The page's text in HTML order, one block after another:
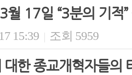
17일 “3분의 기적”
15:39 | 조회 5959
대한 종교개혁자들의